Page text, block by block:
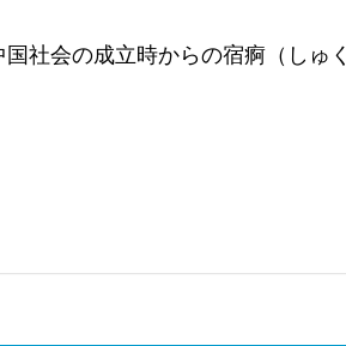
社会の成立時からの宿痾（しゅく